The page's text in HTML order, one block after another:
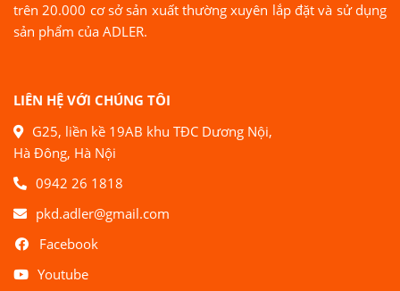
trên 20.000 cơ sở sản xuất thường xuyên lắp đặt và sử dụng
sản phẩm của ADLER.
LIÊN HỆ VỚI CHÚNG TÔI
G25, liền kề 19AB khu TĐC Dương Nội,
Hà Đông, Hà Nội
0942 26 1818
pkd.adler@gmail.com
Facebook
Youtube